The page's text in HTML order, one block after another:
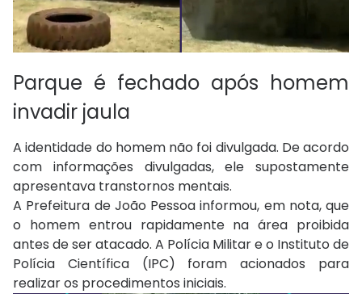
Parque é fechado após homem
invadir jaula
A identidade do homem não foi divulgada. De acordo
com informações divulgadas, ele supostamente
apresentava transtornos mentais.
A Prefeitura de João Pessoa informou, em nota, que
o homem entrou rapidamente na área proibida
antes de ser atacado. A Polícia Militar e o Instituto de
Polícia Científica (IPC) foram acionados para
realizar os procedimentos iniciais.